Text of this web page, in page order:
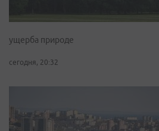
ущерба природе
сегодня, 20:32